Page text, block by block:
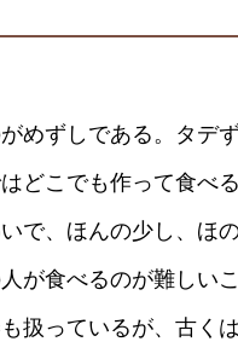
めずしである。タデ
どこでも作って食
で、ほんの少し、ほの
が食べるのが難しい
扱っているが、古く